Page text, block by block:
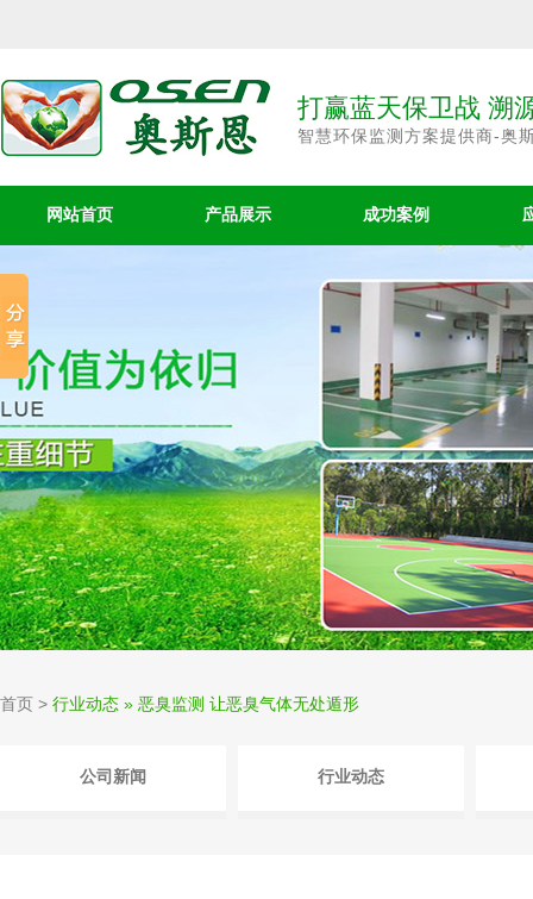
打赢蓝天保卫战 溯
智慧环保监测方案提供商-奥
网站首页 产品展示 成功案例
首页 > 行业动态 » 恶臭监测 让恶臭气体无处遁形
公司新闻 行业动态